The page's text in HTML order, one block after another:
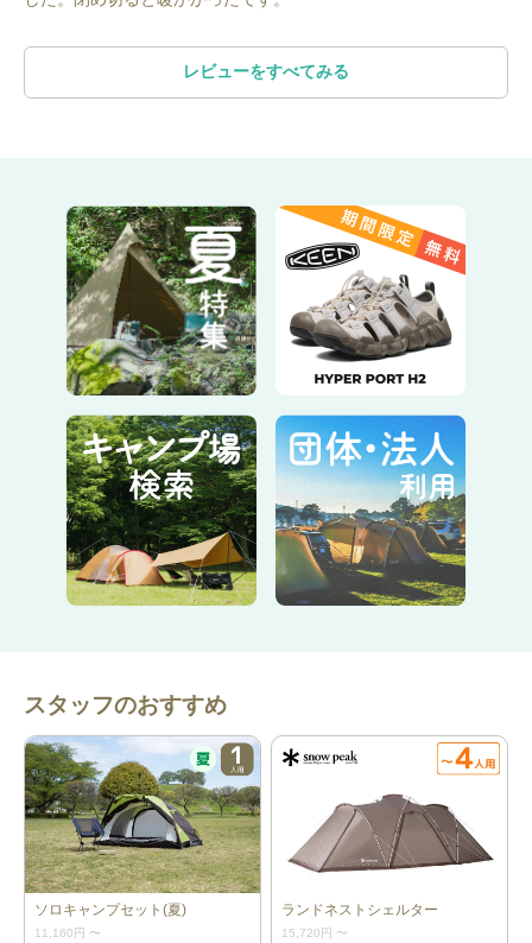
・
・寒い時期には窓を全部閉め、風を避けながら過ごせるテントで
公式取扱説明書はこちら
設営動画
詳細情報
テント：1張
［タフスクリーン2ルームハウス／コー
ルマン］ 内容：テント本体（フライシ
ート、インナーテント）、キャノピー
ポール×2、ペグ、ロープ、ハンマー、
レビューをすべてみる
スタッフのおすすめ
ソロキャンプセット(夏)
11,160円 〜
ランドネストシェルター
15,720円 〜